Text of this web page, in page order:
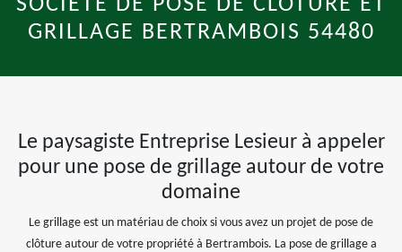
SOCIÉTÉ DE POSE DE CLÔTURE ET
GRILLAGE BERTRAMBOIS 54480
Le paysagiste Entreprise Lesieur à appeler
pour une pose de grillage autour de votre
domaine
Le grillage est un matériau de choix si vous avez un projet de pose de
clôture autour de votre propriété à Bertrambois. La pose de grillage a